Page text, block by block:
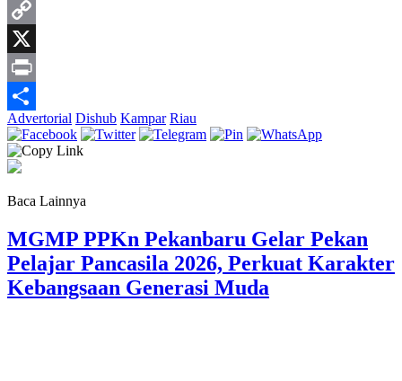
WhatsApp
Copy
Link
X
Print
Share
Advertorial Dishub Kampar Riau
Baca Lainnya
MGMP PPKn Pekanbaru Gelar Pekan
Pelajar Pancasila 2026, Perkuat Karakter
Kebangsaan Generasi Muda